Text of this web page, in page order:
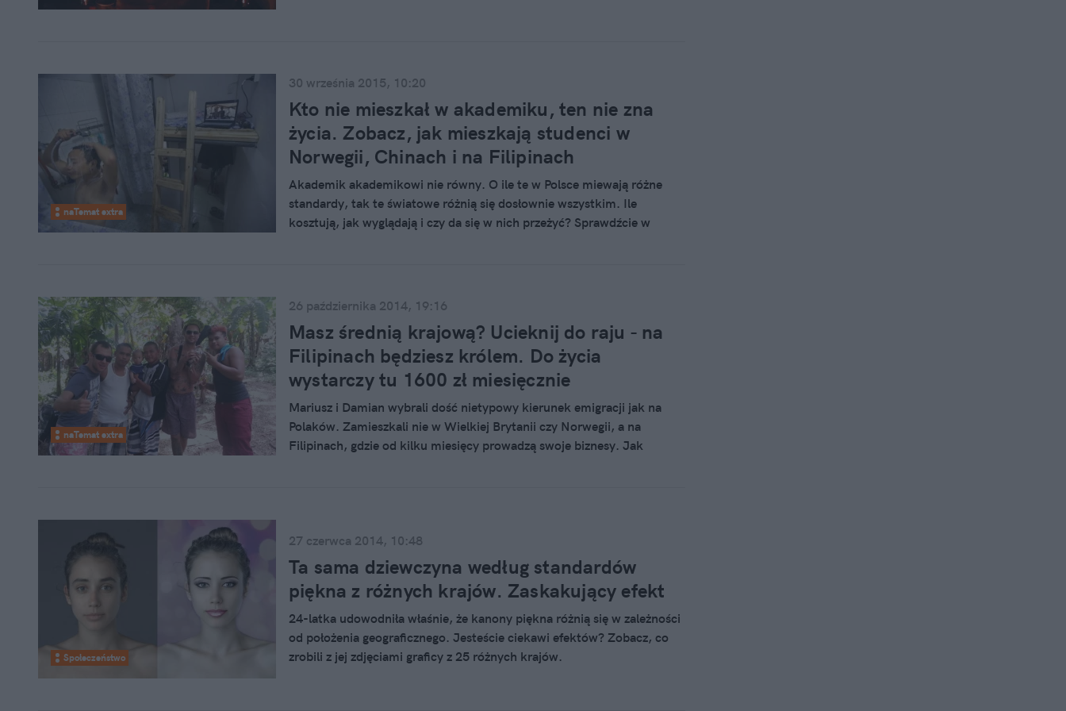
naTemat extra
30 września 2015, 10:20
Kto nie mieszkał w akademiku, ten nie zna
życia. Zobacz, jak mieszkają studenci w
Norwegii, Chinach i na Filipinach
Akademik akademikowi nie równy. O ile te w Polsce miewają różne
standardy, tak te światowe różnią się dosłownie wszystkim. Ile
kosztują, jak wyglądają i czy da się w nich przeżyć? Sprawdźcie w
naTemat extra
26 października 2014, 19:16
Masz średnią krajową? Ucieknij do raju - na
Filipinach będziesz królem. Do życia
wystarczy tu 1600 zł miesięcznie
Mariusz i Damian wybrali dość nietypowy kierunek emigracji jak na
Polaków. Zamieszkali nie w Wielkiej Brytanii czy Norwegii, a na
Filipinach, gdzie od kilku miesięcy prowadzą swoje biznesy. Jak
Społeczeństwo
27 czerwca 2014, 10:48
Ta sama dziewczyna według standardów
piękna z różnych krajów. Zaskakujący efekt
24-latka udowodniła właśnie, że kanony piękna różnią się w zależności
od położenia geograficznego. Jesteście ciekawi efektów? Zobacz, co
zrobili z jej zdjęciami graficy z 25 różnych krajów.